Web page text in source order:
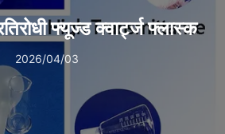
फ्यूज्ड क्वार्ट्ज फ्लास्क
2026/04/03